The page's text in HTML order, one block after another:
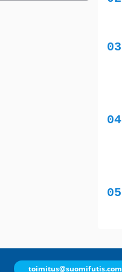
toimitus@suomifutis.com